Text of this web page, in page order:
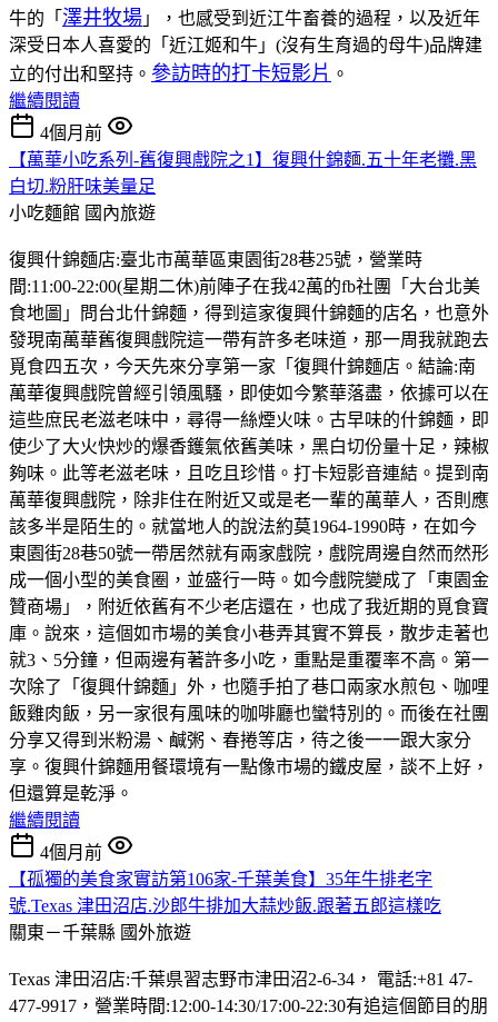
牛的「 澤井牧場 」，也感受到近江牛畜養的過程，以及近年
深受日本人喜愛的「近江姬和牛」(沒有生育過的母牛)品牌建
立的付出和堅持。 參訪時的打卡短影片 。
繼續閱讀
4個月前
【萬華小吃系列-舊復興戲院之1】復興什錦麵.五十年老攤.黑
白切.粉肝味美量足
小吃麵館 國內旅遊
復興什錦麵店:臺北市萬華區東園街28巷25號，營業時
間:11:00-22:00(星期二休)前陣子在我42萬的fb社團「大台北美
食地圖」問台北什錦麵，得到這家復興什錦麵的店名，也意外
發現南萬華舊復興戲院這一帶有許多老味道，那一周我就跑去
覓食四五次，今天先來分享第一家「復興什錦麵店。結論:南
萬華復興戲院曾經引領風騷，即使如今繁華落盡，依據可以在
這些庶民老滋老味中，尋得一絲煙火味。古早味的什錦麵，即
使少了大火快炒的爆香鑊氣依舊美味，黑白切份量十足，辣椒
夠味。此等老滋老味，且吃且珍惜。打卡短影音連結。提到南
萬華復興戲院，除非住在附近又或是老一輩的萬華人，否則應
該多半是陌生的。就當地人的說法約莫1964-1990時，在如今
東園街28巷50號一帶居然就有兩家戲院，戲院周邊自然而然形
成一個小型的美食圈，並盛行一時。如今戲院變成了「東園金
贊商場」，附近依舊有不少老店還在，也成了我近期的覓食寶
庫。說來，這個如市場的美食小巷弄其實不算長，散步走著也
就3、5分鐘，但兩邊有著許多小吃，重點是重覆率不高。第一
次除了「復興什錦麵」外，也隨手拍了巷口兩家水煎包、咖哩
飯雞肉飯，另一家很有風味的咖啡廳也蠻特別的。而後在社團
分享又得到米粉湯、鹹粥、春捲等店，待之後一一跟大家分
享。復興什錦麵用餐環境有一點像市場的鐵皮屋，談不上好，
但還算是乾淨。
繼續閱讀
4個月前
【孤獨的美食家實訪第106家-千葉美食】35年牛排老字
號.Texas 津田沼店.沙郎牛排加大蒜炒飯.跟著五郎這樣吃
關東－千葉縣 國外旅遊
Texas 津田沼店:千葉県習志野市津田沼2-6-34， 電話:+81 47-
477-9917，營業時間:12:00-14:30/17:00-22:30有追這個節目的朋